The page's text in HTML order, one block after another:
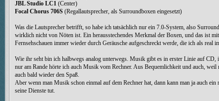
JBL Studio LC1 (Center)
Focal Chorus 706S (Regallautsprecher, als Surroundboxen eingesetzt)
Was die Lautsprecher betrifft, so habe ich tatsächlich nur ein 7.0-System, also
wirklich nicht von Nöten ist. Ein herausstechendes Merkmal der Boxen, und das ist
Fernsehschauen immer wieder durch Geräusche aufgeschreckt werde, die ich als
Wie ihr seht bin ich halbwegs analog unterwegs. Musik gibt es in erster Linie auf
nur am Rande hörte ich auch Musik vom Rechner. Aus Bequemlichkeit und auch,
auch bald wieder den Spaß.
Aber wenn man Musik schon einmal auf dem Rechner hat, dann kann man ja auch
seine Dienste tut.